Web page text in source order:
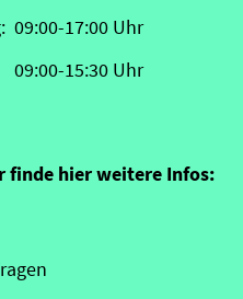
09:00-17:00 Uhr
09:00-15:30 Uhr
finde hier weitere Infos: